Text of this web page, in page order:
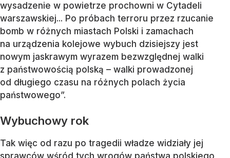
wysadzenie w powietrze prochowni w Cytadeli
warszawskiej... Po próbach terroru przez rzucanie
bomb w różnych miastach Polski i zamachach
na urządzenia kolejowe wybuch dzisiejszy jest
nowym jaskrawym wyrazem bezwzględnej walki
z państwowością polską – walki prowadzonej
od długiego czasu na różnych polach życia
państwowego”.
Wybuchowy rok
Tak więc od razu po tragedii władze widziały jej
sprawców wśród tych wrogów państwa polskiego,